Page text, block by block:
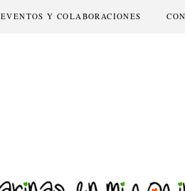
EVENTOS Y COLABORACIONES